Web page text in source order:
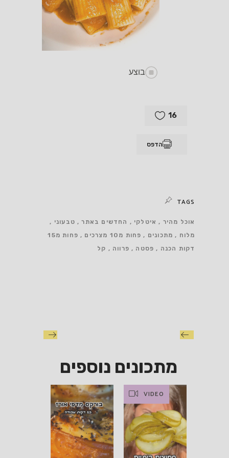
בוצע
16
הדפס
TAGS
אוכל מהיר איטלקי החדשים באתר
טבעוני
מלוח
מתכונים פחות מ10 מצרכים
פחות מ15
דקות הכנה
פסטה פרווה קל
מתכונים נוספים
VIDEO